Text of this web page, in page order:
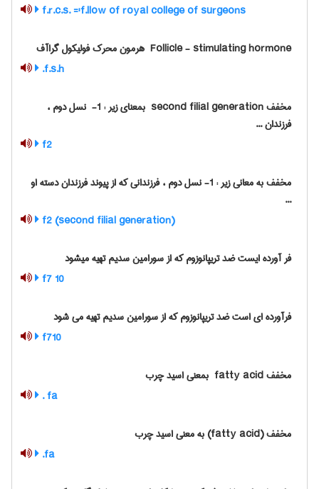
f.r.c.s. ='f.llow of royal college of surgeons
‎ Follicle - stimulating hormone هرمون محرک فولیکول گراآف
f.s.h.
مخفف ‎ second filial generation بمعنای زیر : ‎ -1 نسل دوم ،
فرزندان ...
f2
مخفف به معانی زیر : 1- نسل دوم ، فرزندانی که از پیوند فرزندان دسته او
...
f2 (second filial generation)
فر آورده ایست ضد تریپانوزوم که از سورامین سدیم تهیه میشود
f7 10
فرآورده ای است ضد تریپانوزوم که از سورامین سدیم تهیه می شود
f710
مخفف ‎ fatty acid بمعنی اسید چرب
fa .
مخفف (fatty acid) به معنی اسید چرب
fa.